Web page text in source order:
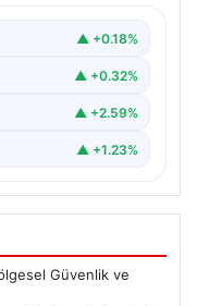
“ Son
▲ +0.18%
▲ +0.32%
▲ +2.59%
▲ +1.23%
Güvenlik ve